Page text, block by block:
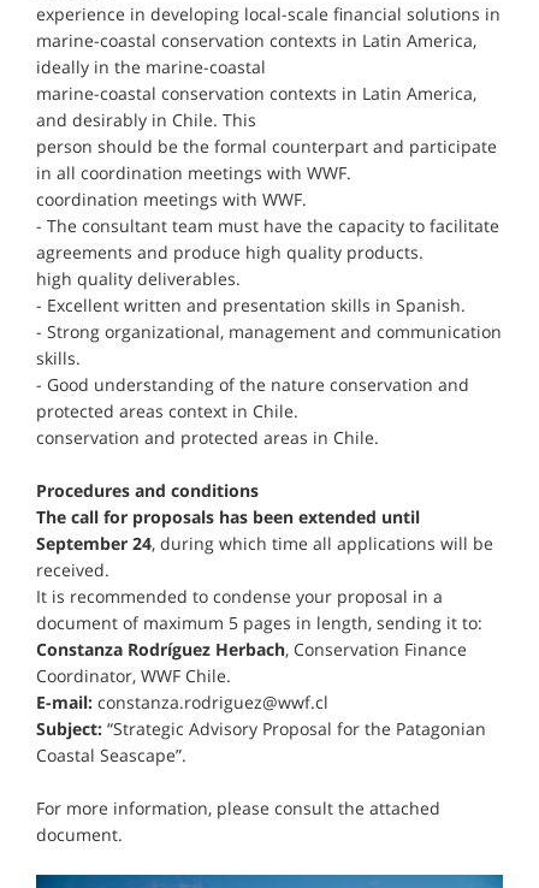
experience in developing local-scale financial solutions in
marine-coastal conservation contexts in Latin America,
ideally in the marine-coastal
marine-coastal conservation contexts in Latin America,
and desirably in Chile. This
person should be the formal counterpart and participate
in all coordination meetings with WWF.
coordination meetings with WWF.
- The consultant team must have the capacity to facilitate
agreements and produce high quality products.
high quality deliverables.
- Excellent written and presentation skills in Spanish.
- Strong organizational, management and communication
skills.
- Good understanding of the nature conservation and
protected areas context in Chile.
conservation and protected areas in Chile.
Procedures and conditions
The call for proposals has been extended until
September 24, during which time all applications will be
received.
It is recommended to condense your proposal in a
document of maximum 5 pages in length, sending it to:
Constanza Rodríguez Herbach, Conservation Finance
Coordinator, WWF Chile.
E-mail: constanza.rodriguez@wwf.cl
Subject: “Strategic Advisory Proposal for the Patagonian
Coastal Seascape”.
For more information, please consult the attached
document.